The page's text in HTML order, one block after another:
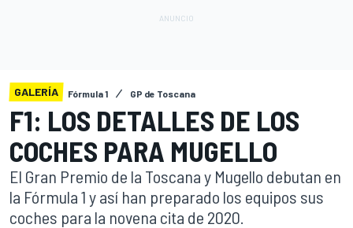
GALERÍA Fórmula 1 GP de Toscana
F1: LOS DETALLES DE LOS
COCHES PARA MUGELLO
El Gran Premio de la Toscana y Mugello debutan en
la Fórmula 1 y así han preparado los equipos sus
coches para la novena cita de 2020.